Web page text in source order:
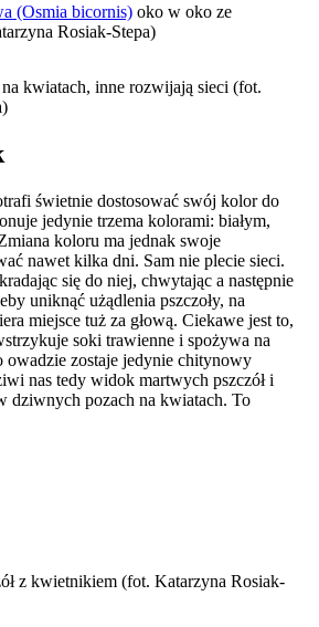
(Osmia bicornis) oko w oko ze
Rosiak-Stepa)
kwiatach, inne rozwijają sieci (fot.
świetnie dostosować swój kolor do
jedynie trzema kolorami: białym,
koloru ma jednak swoje
nawet kilka dni. Sam nie plecie sieci.
się do niej, chwytając a następnie
uniknąć użądlenia pszczoły, na
miejsce tuż za głową. Ciekawe jest to,
soki trawienne i spożywa na
owadzie zostaje jedynie chitynowy
nas tedy widok martwych pszczół i
dziwnych pozach na kwiatach. To
z kwietnikiem (fot. Katarzyna Rosiak-